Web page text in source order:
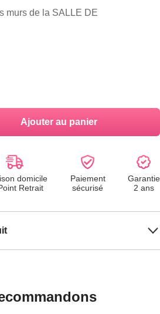
murs de la SALLE DE
Ajouter au panier
domicile
Retrait
Paiement
sécurisé
Garantie
2 ans